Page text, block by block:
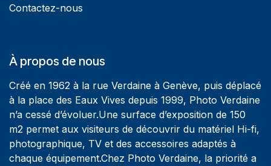
Contactez-nous
À propos de nous
Créé en 1962 à la rue Verdaine à Genève, puis déplacé
à la place des Eaux Vives depuis 1999, Photo Verdaine
n’a cessé d’évoluer.Une surface d’exposition de 150
m2 permet aux visiteurs de découvrir du matériel Hi-fi,
photographique, TV et des accessoires adaptés à
chaque équipement.Chez Photo Verdaine, la priorité a